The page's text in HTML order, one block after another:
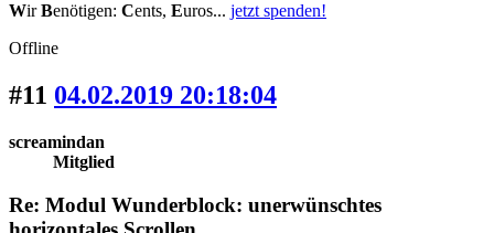
WirBenötigen: Cents, Euros... jetzt spenden!
Offline
#11 04.02.2019 20:18:04
screamindan
Mitglied
Re: Modul Wunderblock: unerwünschtes